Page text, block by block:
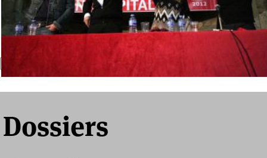
Formulaire de recherche
Dossiers